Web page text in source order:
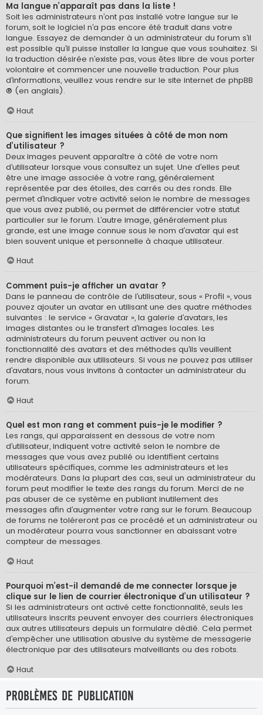
Ma langue n’apparaît pas dans la liste !
Soit les administrateurs n’ont pas installé votre langue sur le
forum, soit le logiciel n’a pas encore été traduit dans votre
langue. Essayez de demander à un administrateur du forum s’il
est possible qu’il puisse installer la langue que vous souhaitez. Si
la traduction désirée n’existe pas, vous êtes libre de vous porter
volontaire et commencer une nouvelle traduction. Pour plus
d’informations, veuillez vous rendre sur le site internet de phpBB
® (en anglais).
Haut
Que signifient les images situées à côté de mon nom
d’utilisateur ?
Deux images peuvent apparaître à côté de votre nom
d’utilisateur lorsque vous consultez un sujet. Une d’elles peut
être une image associée à votre rang, généralement
représentée par des étoiles, des carrés ou des ronds. Elle
permet d’indiquer votre activité selon le nombre de messages
que vous avez publié, ou permet de différencier votre statut
particulier sur le forum. L’autre image, généralement plus
grande, est une image connue sous le nom d’avatar qui est
bien souvent unique et personnelle à chaque utilisateur.
Haut
Comment puis-je afficher un avatar ?
Dans le panneau de contrôle de l’utilisateur, sous « Profil », vous
pouvez ajouter un avatar en utilisant une des quatre méthodes
suivantes : le service « Gravatar », la galerie d’avatars, les
images distantes ou le transfert d’images locales. Les
administrateurs du forum peuvent activer ou non la
fonctionnalité des avatars et des méthodes qu’ils veuillent
rendre disponible aux utilisateurs. Si vous ne pouvez pas utiliser
d’avatars, nous vous invitons à contacter un administrateur du
forum.
Haut
Quel est mon rang et comment puis-je le modifier ?
Les rangs, qui apparaissent en dessous de votre nom
d’utilisateur, indiquent votre activité selon le nombre de
messages que vous avez publié ou identifient certains
utilisateurs spécifiques, comme les administrateurs et les
modérateurs. Dans la plupart des cas, seul un administrateur du
forum peut modifier le texte des rangs du forum. Merci de ne
pas abuser de ce système en publiant inutilement des
messages afin d’augmenter votre rang sur le forum. Beaucoup
de forums ne toléreront pas ce procédé et un administrateur ou
un modérateur pourra vous sanctionner en abaissant votre
compteur de messages.
Haut
Pourquoi m’est-il demandé de me connecter lorsque je
clique sur le lien de courrier électronique d’un utilisateur ?
Si les administrateurs ont activé cette fonctionnalité, seuls les
utilisateurs inscrits peuvent envoyer des courriers électroniques
aux autres utilisateurs depuis un formulaire dédié. Cela permet
d’empêcher une utilisation abusive du système de messagerie
électronique par des utilisateurs malveillants ou des robots.
Haut
Problèmes de publication